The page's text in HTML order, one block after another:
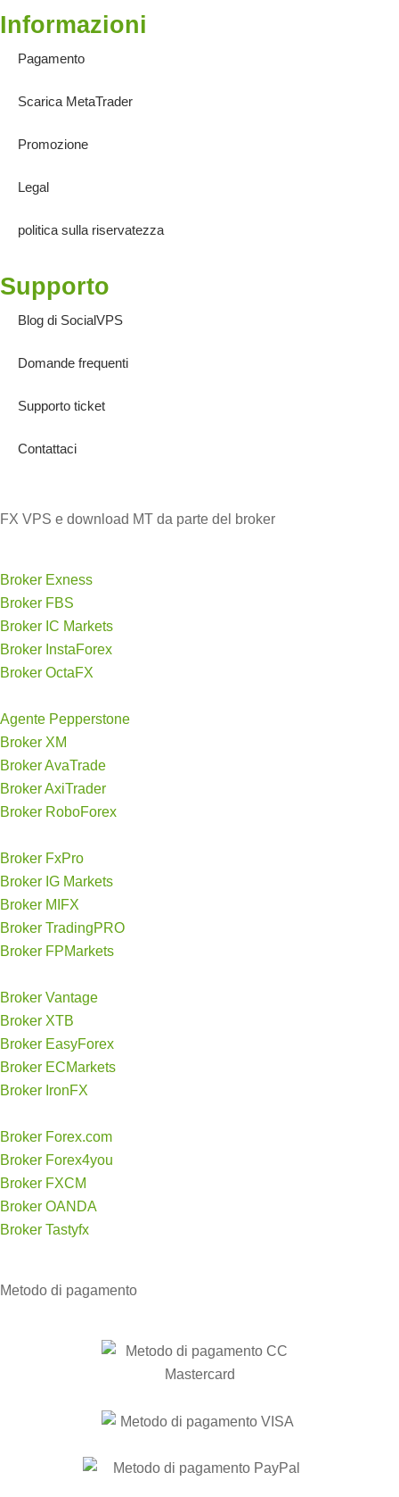
Informazioni
Pagamento
Scarica MetaTrader
Promozione
Legal
politica sulla riservatezza
Supporto
Blog di SocialVPS
Domande frequenti
Supporto ticket
Contattaci
FX VPS e download MT da parte del broker
Broker Exness
Broker FBS
Broker IC Markets
Broker InstaForex
Broker OctaFX
Agente Pepperstone
Broker XM
Broker AvaTrade
Broker AxiTrader
Broker RoboForex
Broker FxPro
Broker IG Markets
Broker MIFX
Broker TradingPRO
Broker FPMarkets
Broker Vantage
Broker XTB
Broker EasyForex
Broker ECMarkets
Broker IronFX
Broker Forex.com
Broker Forex4you
Broker FXCM
Broker OANDA
Broker Tastyfx
Metodo di pagamento